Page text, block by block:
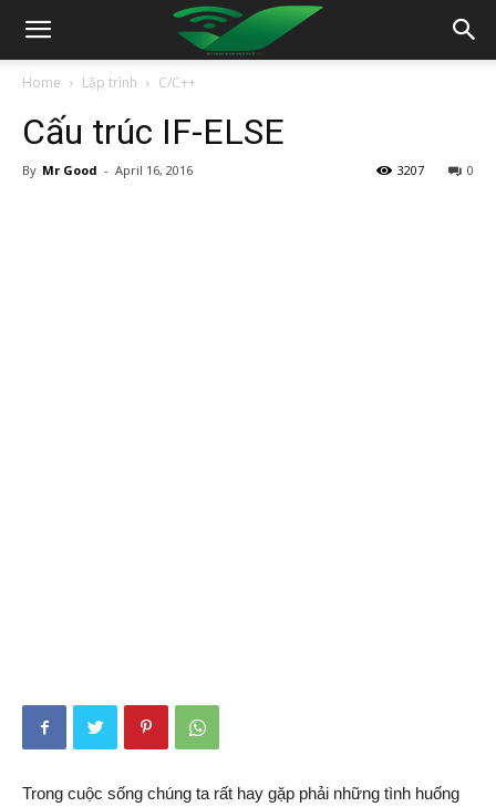
Home Lập trình C/C++
Cấu trúc IF-ELSE
By Mr Good - April 16, 2016 0
3207
Trong cuộc sống chúng ta rất hay gặp phải những tình huống